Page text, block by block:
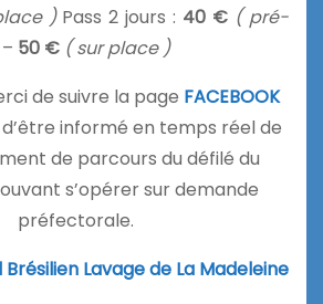
)Pass 2 jours : 40 € ( pré-
50 € ( sur place )
de suivre la page FACEBOOK
informé en temps réel de
de parcours du défilé du
s’opérer sur demande
préfectorale.
Lavage de La Madeleine